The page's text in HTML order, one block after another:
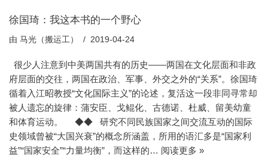
徐国琦：我这本书的一个野心
由 马光（搬运工） 2019-04-24
很少人注意到中美两国共有的历史——两国在文化层面和非政
府层面的交往，两国在政治、军事、外交之外的“关系”。徐国琦
循着入江昭教授“文化国际主义”的论述，复活这一段非同寻常却
被人遗忘的旋律：蒲安臣、戈鲲化、古德诺、杜威、留美幼童
和体育运动。 ◆◆ 研究不同民族国家之间交流互动的国际
史领域曾被“大国兴衰”的概念所涵盖，所用的语汇多是“国家利
益”“国家安全”“力量均衡”，而这样的… 阅读更多 »